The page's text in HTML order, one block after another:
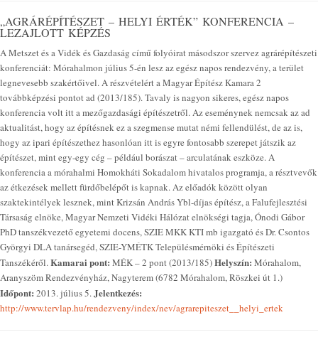
„AGRÁRÉPÍTÉSZET – HELYI ÉRTÉK” KONFERENCIA –
LEZAJLOTT KÉPZÉS
A Metszet és a Vidék és Gazdaság című folyóirat másodszor szervez agrárépítészeti
konferenciát: Mórahalmon július 5-én lesz az egész napos rendezvény, a terület
legnevesebb szakértőivel. A részvételért a Magyar Építész Kamara 2
továbbképzési pontot ad (2013/185). Tavaly is nagyon sikeres, egész napos
konferencia volt itt a mezőgazdasági építészetről. Az eseménynek nemcsak az ad
aktualitást, hogy az építésnek ez a szegmense mutat némi fellendülést, de az is,
hogy az ipari építészethez hasonlóan itt is egyre fontosabb szerepet játszik az
építészet, mint egy-egy cég – például borászat – arculatának eszköze. A
konferencia a mórahalmi Homokháti Sokadalom hivatalos programja, a résztvevők
az étkezések mellett fürdőbelépőt is kapnak. Az előadók között olyan
szaktekintélyek lesznek, mint Krizsán András Ybl-díjas építész, a Falufejlesztési
Társaság elnöke, Magyar Nemzeti Vidéki Hálózat elnökségi tagja, Ónodi Gábor
PhD tanszékvezető egyetemi docens, SZIE MKK KTI mb igazgató és Dr. Csontos
Györgyi DLA tanársegéd, SZIE-YMÉTK Településmérnöki és Építészeti
Tanszékéről.Kamarai pont: MÉK – 2 pont (2013/185)Helyszín: Mórahalom,
Aranyszöm Rendezvényház, Nagyterem (6782 Mórahalom, Röszkei út 1.)
Időpont: 2013. július 5.Jelentkezés:
http://www.tervlap.hu/rendezveny/index/nev/agrarepiteszet__helyi_ertek